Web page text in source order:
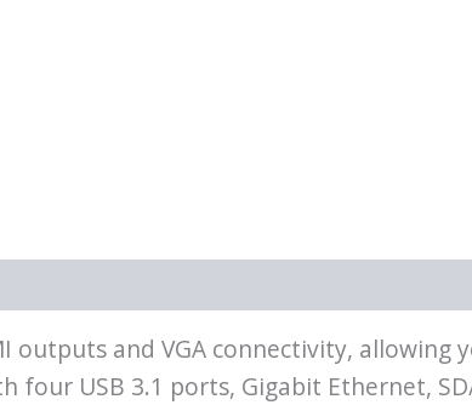
outputs and VGA connectivity,
four USB 3.1 ports, Gigabit Ethernet,